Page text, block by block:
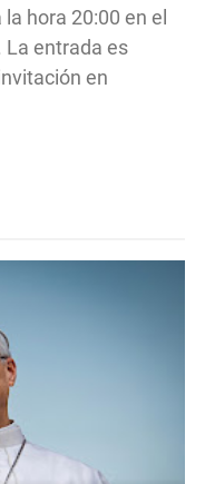
hora 20:00 en el
La entrada es
en